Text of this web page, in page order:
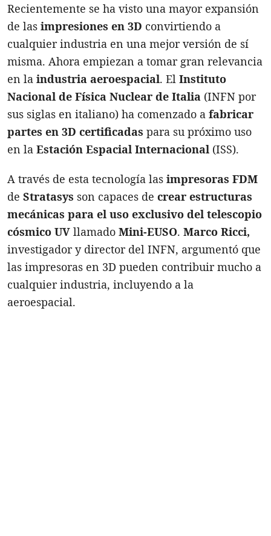
Recientemente se ha visto una mayor expansión
de las impresiones en 3D convirtiendo a
cualquier industria en una mejor versión de sí
misma. Ahora empiezan a tomar gran relevancia
en la industria aeroespacial. El Instituto
Nacional de Física Nuclear de Italia (INFN por
sus siglas en italiano) ha comenzado a fabricar
partes en 3D certificadas para su próximo uso
en la Estación Espacial Internacional (ISS).
A través de esta tecnología las impresoras FDM
de Stratasys son capaces de crear estructuras
mecánicas para el uso exclusivo del telescopio
cósmico UV llamado Mini-EUSO. Marco Ricci,
investigador y director del INFN, argumentó que
las impresoras en 3D pueden contribuir mucho a
cualquier industria, incluyendo a la
aeroespacial.